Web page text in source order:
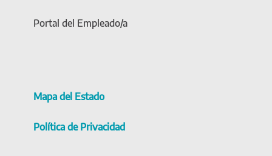
Portal del Empleado/a
Mapa del Estado
Política de Privacidad